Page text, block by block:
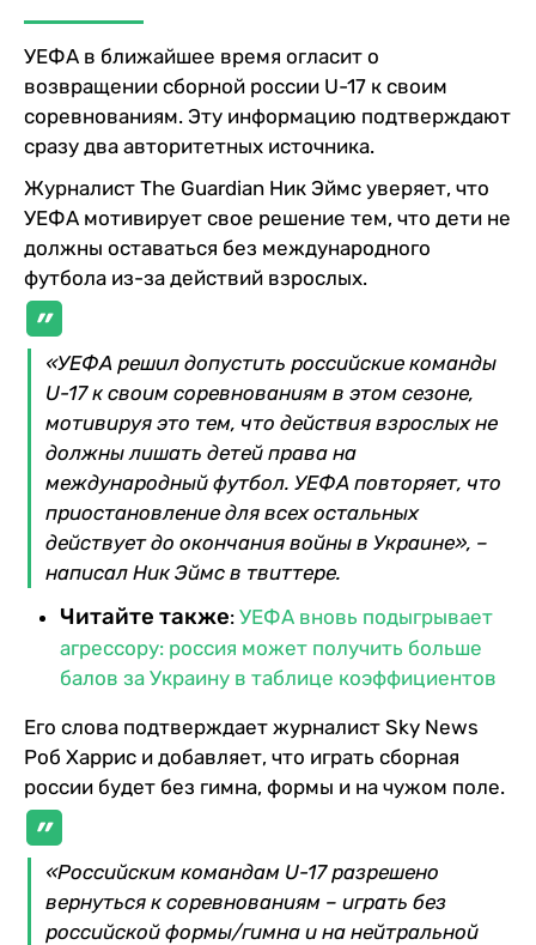
УЕФА в ближайшее время огласит о
возвращении сборной россии U-17 к своим
соревнованиям. Эту информацию подтверждают
сразу два авторитетных источника.
Журналист The Guardian Ник Эймс уверяет, что
УЕФА мотивирует свое решение тем, что дети не
должны оставаться без международного
футбола из-за действий взрослых.
«УЕФА решил допустить российские команды
U-17 к своим соревнованиям в этом сезоне,
мотивируя это тем, что действия взрослых не
должны лишать детей права на
международный футбол. УЕФА повторяет, что
приостановление для всех остальных
действует до окончания войны в Украине», –
написал Ник Эймс в твиттере.
Читайте также: УЕФА вновь подыгрывает
агрессору: россия может получить больше
балов за Украину в таблице коэффициентов
Его слова подтверждает журналист Sky News
Роб Харрис и добавляет, что играть сборная
россии будет без гимна, формы и на чужом поле.
«Российским командам U-17 разрешено
вернуться к соревнованиям – играть без
российской формы/гимна и на нейтральной